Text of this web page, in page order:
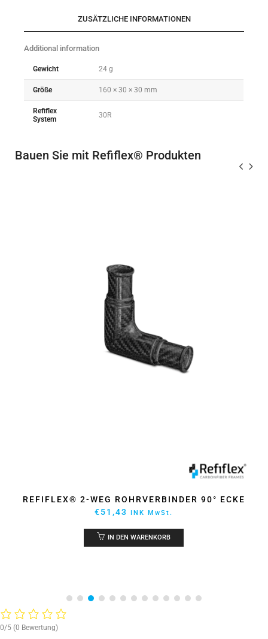
ZUSÄTZLICHE INFORMATIONEN
Additional information
Gewicht 24 g
Größe 160 × 30 × 30 mm
Refiflex
System
30R
Bauen Sie mit Refiflex® Produkten
REFIFLEX® 2-WEG ROHRVERBINDER 90° ECKE
€51,43 INK MwSt.
IN DEN WARENKORB
0/5 (0 Bewertung)